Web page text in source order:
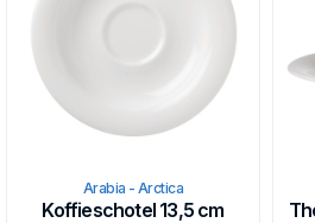
Arabia - Arctica
Koffieschotel 13,5 cm